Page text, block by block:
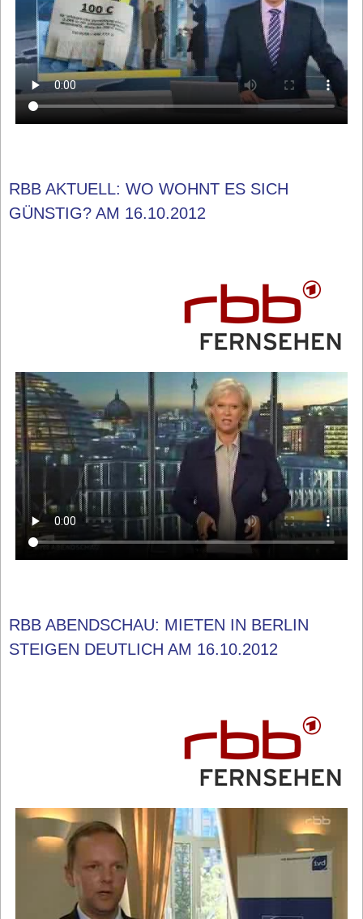
RBB AKTUELL: WO WOHNT ES SICH
GÜNSTIG? AM 16.10.2012
RBB ABENDSCHAU: MIETEN IN BERLIN
STEIGEN DEUTLICH AM 16.10.2012